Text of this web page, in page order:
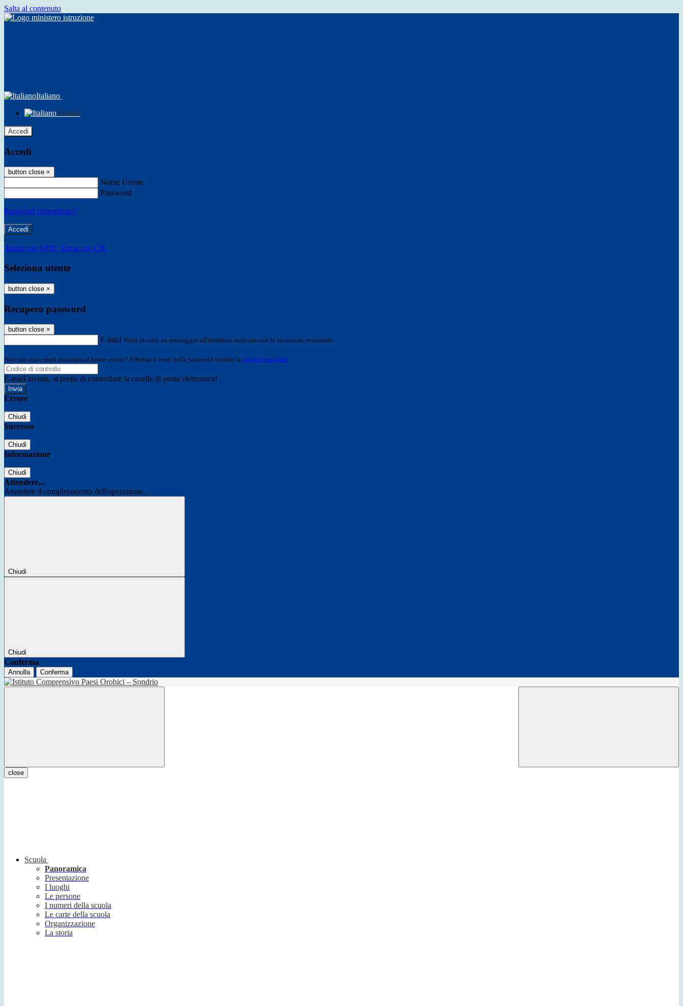
Salta al contenuto
Italiano
Italiano
Accedi
Accedi
button close ×
Nome Utente
Password
Password dimenticata?
-
Entra con SPID Entra con CIE
Seleziona utente
button close ×
Recupero password
button close ×
E-mail Verrà inviato un messaggio all'indirizzo indicato con le istruzioni necessarie.
Non hai una e-mail associata al nome utente? Effettua il reset della password tramite la Login Spaggiari
E-mail inviata, si prega di controllare la casella di posta elettronica!
Errore
Chiudi
Successo
Chiudi
Informazione
Chiudi
Attendere...
Attendere il completamento dell'operazione...
Chiudi
Chiudi
Conferma
Annulla Conferma
close
Scuola
Panoramica
Presentazione
I luoghi
Le persone
I numeri della scuola
Le carte della scuola
Organizzazione
La storia